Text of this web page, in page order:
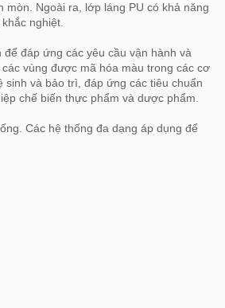
Ngoài ra, lớp láng PU có khả năng
nghiệt.
đáp ứng các yêu cầu vận hành và
vùng được mã hóa màu trong các cơ
và bảo trì, đáp ứng các tiêu chuẩn
chế biến thực phẩm và dược phẩm.
Các hệ thống đa dạng áp dụng để